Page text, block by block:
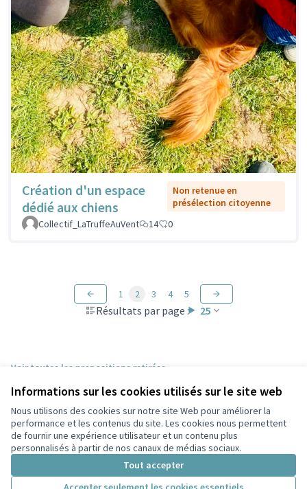
Informations sur les cookies utilisés sur le site web
Nous utilisons des cookies sur notre site Web pour améliorer la
performance et les contenus du site. Les cookies nous permettent
de fournir une expérience utilisateur et un contenu plus
personnalisés à partir de nos canaux de médias sociaux.
Tout accepter
Création d'un espace
dédié aux chiens
Non retenue en
présélection citoyenne
Collectif_LaTruffeAuVent
14 0
Résultats par page : 25
1 2 3 4 5
Voir toutes les propositions retirées
Conditions d'utilisation
Paramètres des cookies
Participez Villeurbanne sur X
(Lien externe)
Participez Villeurbanne sur Facebook
Participez Villeurbanne sur Instagram
Participez Villeurbanne sur YouTube
(Lien externe)